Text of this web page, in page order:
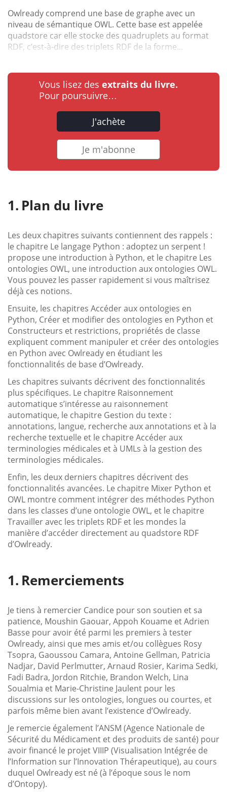
Owlready comprend une base de graphe avec un
niveau de sémantique OWL. Cette base est appelée
quadstore car elle stocke des quadruplets au format
RDF, c’est-à-dire des triplets RDF de la forme...
Vous lisez des extraits du livre.
Pour poursuivre…
J'achète
Je m'abonne
Plan du livre
Les deux chapitres suivants contiennent des rappels :
le chapitre Le langage Python : adoptez un serpent !
propose une introduction à Python, et le chapitre Les
ontologies OWL, une introduction aux ontologies OWL.
Vous pouvez les passer rapidement si vous maîtrisez
déjà ces notions.
Ensuite, les chapitres Accéder aux ontologies en
Python, Créer et modifier des ontologies en Python et
Constructeurs et restrictions, propriétés de classe
expliquent comment manipuler et créer des ontologies
en Python avec Owlready en étudiant les
fonctionnalités de base d’Owlready.
Les chapitres suivants décrivent des fonctionnalités
plus spécifiques. Le chapitre Raisonnement
automatique s’intéresse au raisonnement
automatique, le chapitre Gestion du texte :
annotations, langue, recherche aux annotations et à la
recherche textuelle et le chapitre Accéder aux
terminologies médicales et à UMLs à la gestion des
terminologies médicales.
Enfin, les deux derniers chapitres décrivent des
fonctionnalités avancées. Le chapitre Mixer Python et
OWL montre comment intégrer des méthodes Python
dans les classes d’une ontologie OWL, et le chapitre
Travailler avec les triplets RDF et les mondes la
manière d’accéder directement au quadstore RDF
d’Owlready.
Remerciements
Je tiens à remercier Candice pour son soutien et sa
patience, Moushin Gaouar, Appoh Kouame et Adrien
Basse pour avoir été parmi les premiers à tester
Owlready, ainsi que mes amis et/ou collègues Rosy
Tsopra, Gaoussou Camara, Antoine Gellman, Patricia
Nadjar, David Perlmutter, Arnaud Rosier, Karima Sedki,
Fadi Badra, Jordon Ritchie, Brandon Welch, Lina
Soualmia et Marie-Christine Jaulent pour les
discussions sur les ontologies, longues ou courtes, et
parfois même bien avant l’existence d’Owlready.
Je remercie également l’ANSM (Agence Nationale de
Sécurité du Médicament et des produits de santé) pour
avoir financé le projet VIIIP (Visualisation Intégrée de
l’Information sur l’Innovation Thérapeutique), au cours
duquel Owlready est né (à l’époque sous le nom
d’Ontopy).